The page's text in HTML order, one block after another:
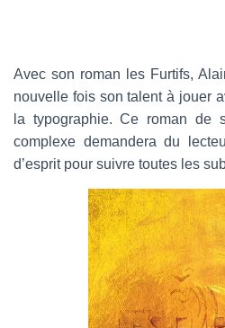
a
Avec son roman les Furtifs,
nouvelle fois son talent à jouer
la typographie. Ce roman de
complexe demandera du
d’esprit pour suivre toutes les